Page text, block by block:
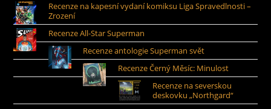
Recenze na kapesní vydaní komiksu Liga Spravedlnosti –
Zrození
Recenze All-Star Superman
Recenze antologie Superman svět
Recenze Černý Měsíc: Minulost
Recenze na severskou
deskovku „Northgard“